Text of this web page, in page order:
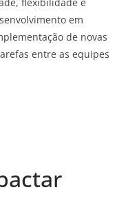
em
de novas
entre as equipes